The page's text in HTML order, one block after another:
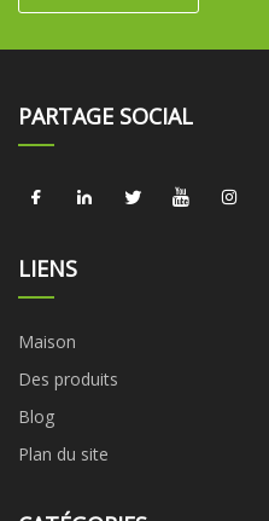
PARTAGE SOCIAL
LIENS
Maison
Des produits
Blog
Plan du site